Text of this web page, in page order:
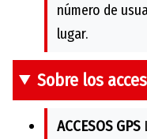
número de
lugar.
Sobre los
ACCESOS GPS